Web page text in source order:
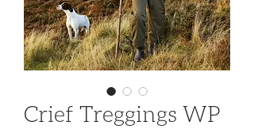
Crief Treggings WP